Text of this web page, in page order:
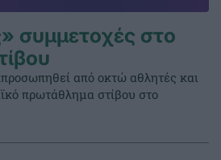
συμμετοχές στο
από οκτώ αθλητές και
πρωτάθλημα στίβου στο